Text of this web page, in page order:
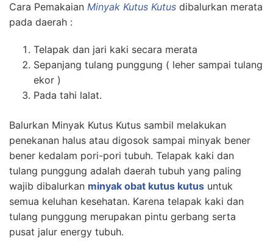
Cara Pemakaian Minyak Kutus Kutus dibalurkan merata
pada daerah :
Telapak dan jari kaki secara merata
Sepanjang tulang punggung ( leher sampai tulang
ekor )
Pada tahi lalat.
Balurkan Minyak Kutus Kutus sambil melakukan
penekanan halus atau digosok sampai minyak bener
bener kedalam pori-pori tubuh. Telapak kaki dan
tulang punggung adalah daerah tubuh yang paling
wajib dibalurkan minyak obat kutus kutus untuk
semua keluhan kesehatan. Karena telapak kaki dan
tulang punggung merupakan pintu gerbang serta
pusat jalur energy tubuh.